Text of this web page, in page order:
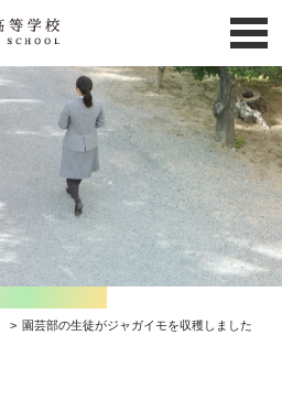
園芸部の生徒がジャガイモを収穫しました